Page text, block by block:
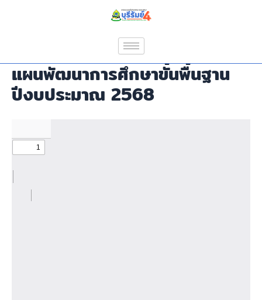
แผนพัฒนาการศึกษาขั้นพื้นฐาน
ปีงบประมาณ 2568